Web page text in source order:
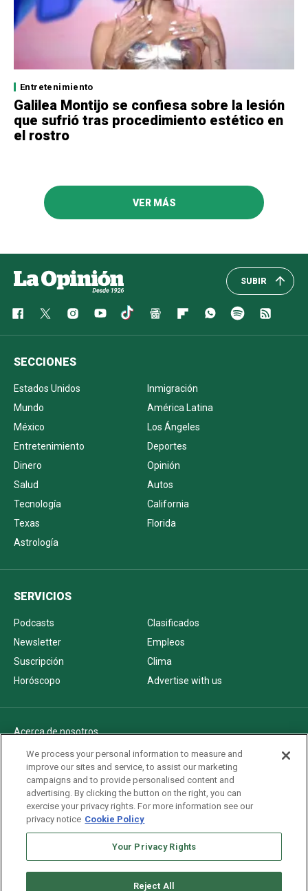
Entretenimiento
Galilea Montijo se confiesa sobre la lesión
que sufrió tras procedimiento estético en
el rostro
VER MÁS
SUBIR
SECCIONES
Estados Unidos
Inmigración
Mundo
América Latina
México
Los Ángeles
Entretenimiento
Deportes
Dinero
Opinión
Salud
Autos
Tecnología
California
Texas
Florida
Astrología
SERVICIOS
Podcasts
Clasificados
Newsletter
Empleos
Suscripción
Clima
Horóscopo
Advertise with us
Acerca de nosotros
Politica de privacidad
Pautas Editoriales
AdChoices
Advertise with us
Newsletters
We process your personal information to measure and
improve our sites and service, to assist our marketing
campaigns and to provide personalised content and
advertising. By clicking the button on the right, you can
exercise your privacy rights. For more information see our
privacy notice Cookie Policy
Your Privacy Rights
Reject All